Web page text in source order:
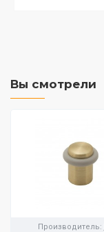
Вы смотрели
Производитель: